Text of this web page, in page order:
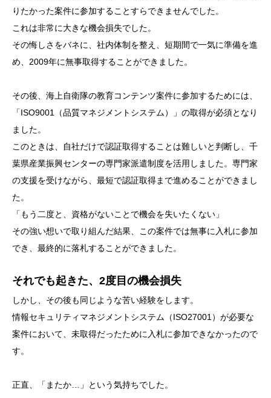
りたかった案件に参加することすらできませんでした。
これは非常に大きな機会損失でした。
その悔しさをバネに、社内体制を整え、短期間で一気に準備を進
め、2009年に無事取得することができました。
その後、海上自衛隊の教育コンテンツ案件に参加するためには、
「ISO9001（品質マネジメントシステム）」の取得が必須となり
ました。
このときは、自社だけで認証取得することは難しいと判断し、千
葉県産業振興センターの専門家派遣制度を活用しました。専門家
の支援を受けながら、最短で認証取得まで進めることができまし
た。
「もう二度と、資格がないことで機会を失いたくない」
その強い想いで取り組んだ結果、この案件では無事に入札に参加
でき、最終的に落札することができました。
それでも起きた、2度目の機会損失
しかし、その後も同じような苦い経験をします。
情報セキュリティマネジメントシステム（ISO27001）が必要な
案件において、未取得だったために入札に参加できなかったので
す。
正直、「またか…」という気持ちでした。